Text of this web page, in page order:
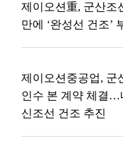
제이오션重, 군산조
만에 ‘완성선 건조’
제이오션중공업, 군
인수 본 계약 체결…
신조선 건조 추진